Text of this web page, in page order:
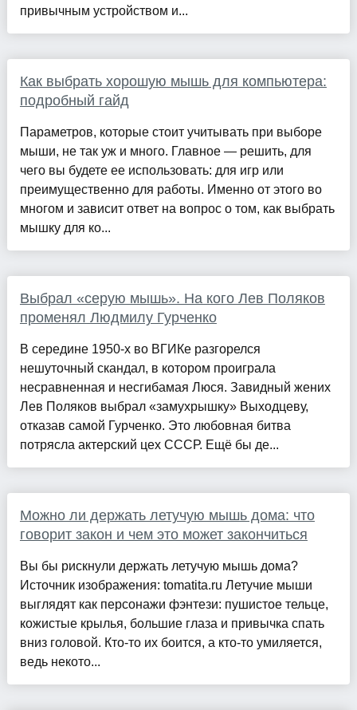
привычным устройством и...
Как выбрать хорошую мышь для компьютера:
подробный гайд
Параметров, которые стоит учитывать при выборе
мыши, не так уж и много. Главное — решить, для
чего вы будете ее использовать: для игр или
преимущественно для работы. Именно от этого во
многом и зависит ответ на вопрос о том, как выбрать
мышку для ко...
Выбрал «серую мышь». На кого Лев Поляков
променял Людмилу Гурченко
В середине 1950-х во ВГИКе разгорелся
нешуточный скандал, в котором проиграла
несравненная и несгибамая Люся. Завидный жених
Лев Поляков выбрал «замухрышку» Выходцеву,
отказав самой Гурченко. Это любовная битва
потрясла актерский цех СССР. Ещё бы де...
Можно ли держать летучую мышь дома: что
говорит закон и чем это может закончиться
Вы бы рискнули держать летучую мышь дома?
Источник изображения: tomatita.ru Летучие мыши
выглядят как персонажи фэнтези: пушистое тельце,
кожистые крылья, большие глаза и привычка спать
вниз головой. Кто-то их боится, а кто-то умиляется,
ведь некото...